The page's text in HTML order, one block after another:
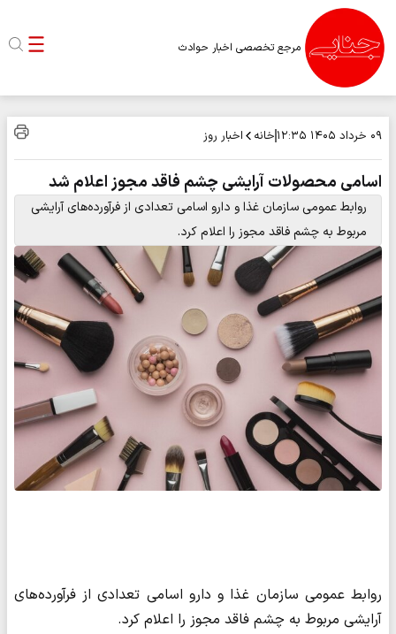
مرجع تخصصی اخبار حوادث
۰۹ خرداد ۱۴۰۵ ۱۲:۳۵ خانه اخبار روز
اسامی محصولات آرایشی چشم فاقد مجوز اعلام شد
روابط عمومی سازمان غذا و دارو اسامی تعدادی از فرآورده‌های آرایشی
مربوط به چشم فاقد مجوز را اعلام کرد.
روابط عمومی سازمان غذا و دارو اسامی تعدادی از فرآورده‌های
آرایشی مربوط به چشم فاقد مجوز را اعلام کرد.